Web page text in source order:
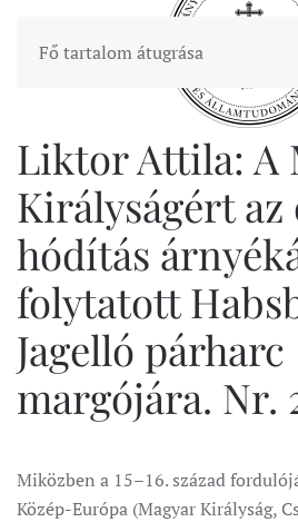
Fő tartalom átugrása
Liktor Attila: A
Királyságért az
hódítás
folytatott
Jagelló párharc
margójára. Nr.
Miközben a 15–16. század
Közép-Európa (Magyar Királyság,